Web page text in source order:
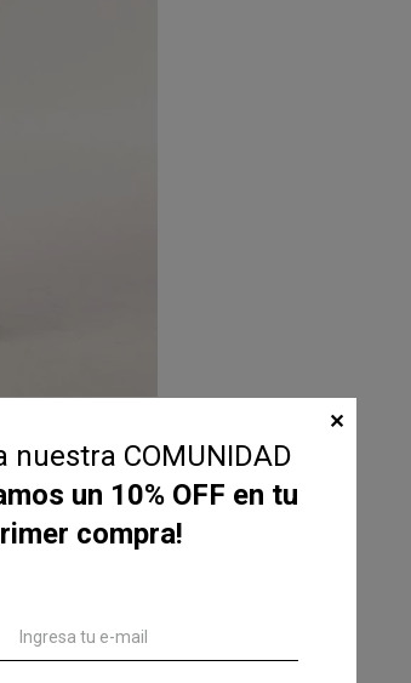
nuestra COMUNIDAD
un 10% OFF en tu
compra!
✕